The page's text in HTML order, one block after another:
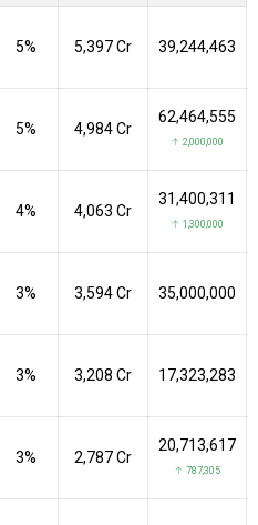
5% ₹5,397 Cr 39,244,463
5% ₹4,984 Cr
62,464,555
↑ 2,000,000
4% ₹4,063 Cr
31,400,311
↑ 1,300,000
3% ₹3,594 Cr 35,000,000
3% ₹3,208 Cr 17,323,283
3% ₹2,787 Cr
20,713,617
↑ 787,305